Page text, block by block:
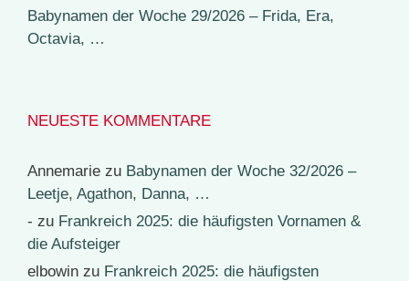
Babynamen der Woche 29/2026 – Frida, Era,
Octavia, …
NEUESTE KOMMENTARE
Annemarie zu Babynamen der Woche 32/2026 –
Leetje, Agathon, Danna, …
- zu Frankreich 2025: die häufigsten Vornamen &
die Aufsteiger
elbowin zu Frankreich 2025: die häufigsten